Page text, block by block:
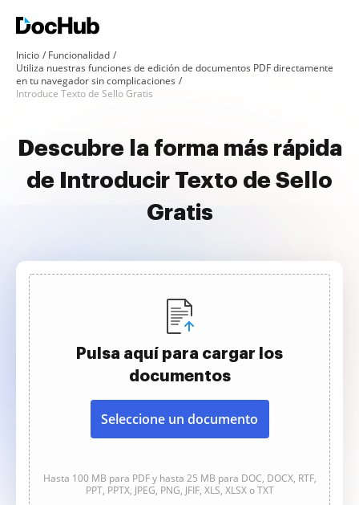
Inicio
Funcionalidad
Utiliza nuestras funciones de edición de documentos PDF directamente
en tu navegador sin complicaciones
Introduce Texto de Sello Gratis
Descubre la forma más rápida
de Introducir Texto de Sello
Gratis
Pulsa aquí para cargar los
documentos
Seleccione un documento
Hasta 100 MB para PDF y hasta 25 MB para DOC, DOCX, RTF,
PPT, PPTX, JPEG, PNG, JFIF, XLS, XLSX o TXT